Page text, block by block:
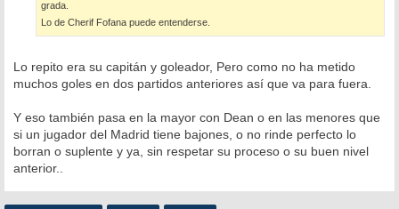
grada.
Lo de Cherif Fofana puede entenderse.
Lo repito era su capitán y goleador, Pero como no ha metido
muchos goles en dos partidos anteriores así que va para fuera.
Y eso también pasa en la mayor con Dean o en las menores que
si un jugador del Madrid tiene bajones, o no rinde perfecto lo
borran o suplente y ya, sin respetar su proceso o su buen nivel
anterior..